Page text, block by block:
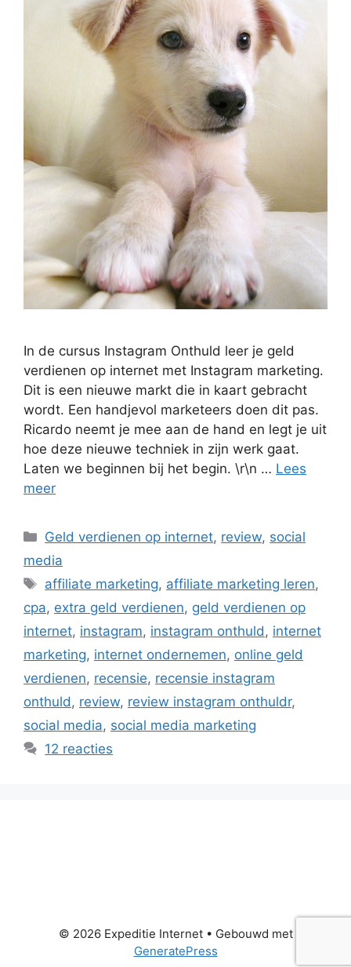
In de cursus Instagram Onthuld leer je geld
verdienen op internet met Instagram marketing.
Dit is een nieuwe markt die in kaart gebracht
wordt. Een handjevol marketeers doen dit pas.
Ricardo neemt je mee aan de hand en legt je uit
hoe deze nieuwe techniek in zijn werk gaat.
Laten we beginnen bij het begin. \r\n … Lees
meer
Categorieën
Geld verdienen op internet, review, social
media
Tags
affiliate marketing, affiliate marketing leren,
cpa, extra geld verdienen, geld verdienen op
internet, instagram, instagram onthuld , internet
marketing, internet ondernemen, online geld
verdienen, recensie, recensie instagram
onthuld , review, review instagram onthuldr,
social media, social media marketing
12 reacties
© 2026 Expeditie Internet• Gebouwd met
GeneratePress